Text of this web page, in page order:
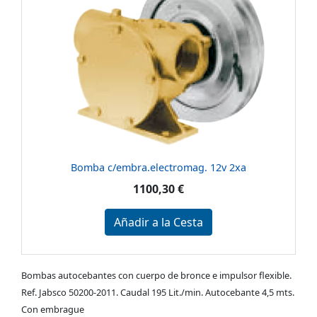
Bomba c/embra.electromag. 12v 2xa
1100,30 €
Añadir a la Cesta
Bombas autocebantes con cuerpo de bronce e impulsor flexible.
Ref. Jabsco 50200-2011. Caudal 195 Lit./min. Autocebante 4,5 mts.
Con embrague